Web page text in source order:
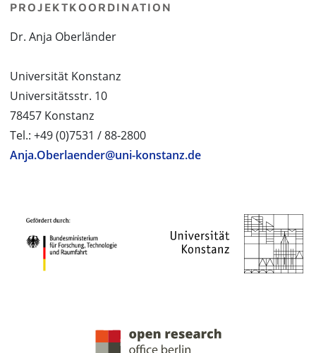
PROJEKTKOORDINATION
Dr. Anja Oberländer
Universität Konstanz
Universitätsstr. 10
78457 Konstanz
Tel.: +49 (0)7531 / 88-2800
Anja.Oberlaender@uni-konstanz.de